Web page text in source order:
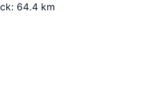
: 64.4 km